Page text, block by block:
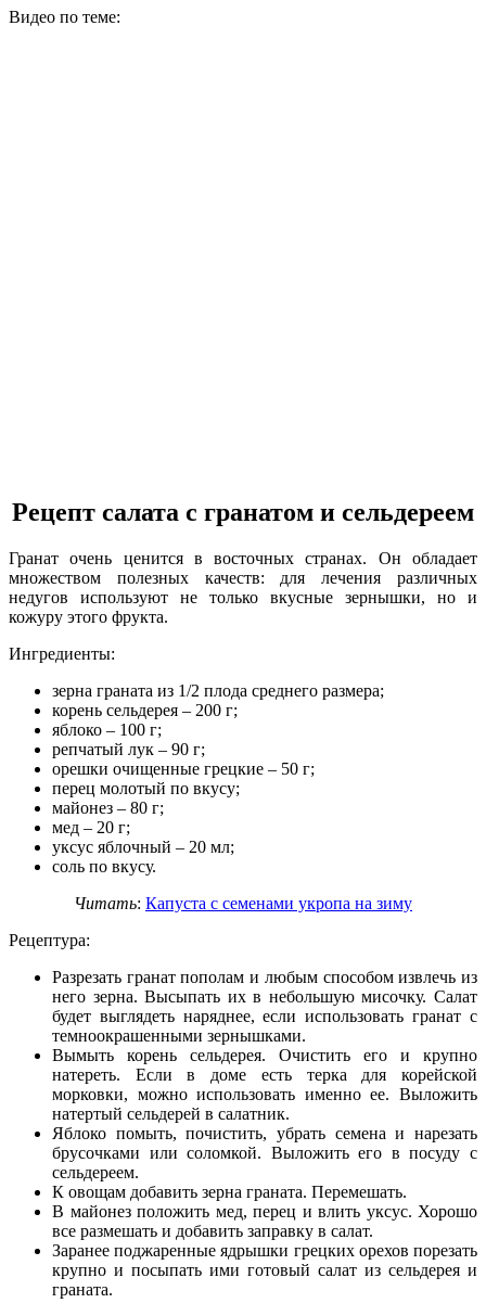
Видео по теме:
Рецепт салата с гранатом и сельдереем
Гранат очень ценится в восточных странах. Он обладает
множеством полезных качеств: для лечения различных
недугов используют не только вкусные зернышки, но и
кожуру этого фрукта.
Ингредиенты:
зерна граната из 1/2 плода среднего размера;
корень сельдерея – 200 г;
яблоко – 100 г;
репчатый лук – 90 г;
орешки очищенные грецкие – 50 г;
перец молотый по вкусу;
майонез – 80 г;
мед – 20 г;
уксус яблочный – 20 мл;
соль по вкусу.
Читать: Капуста с семенами укропа на зиму
Рецептура:
Разрезать гранат пополам и любым способом извлечь из
него зерна. Высыпать их в небольшую мисочку. Салат
будет выглядеть наряднее, если использовать гранат с
темноокрашенными зернышками.
Вымыть корень сельдерея. Очистить его и крупно
натереть. Если в доме есть терка для корейской
морковки, можно использовать именно ее. Выложить
натертый сельдерей в салатник.
Яблоко помыть, почистить, убрать семена и нарезать
брусочками или соломкой. Выложить его в посуду с
сельдереем.
К овощам добавить зерна граната. Перемешать.
В майонез положить мед, перец и влить уксус. Хорошо
все размешать и добавить заправку в салат.
Заранее поджаренные ядрышки грецких орехов порезать
крупно и посыпать ими готовый салат из сельдерея и
граната.